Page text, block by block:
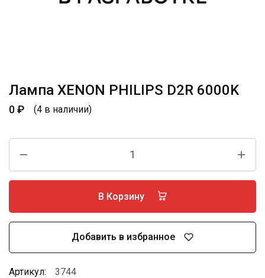
Лампа XENON PHILIPS D2R 6000K
0₽ (4 в наличии)
В Корзину
Добавить в избранное
Артикул:
3744